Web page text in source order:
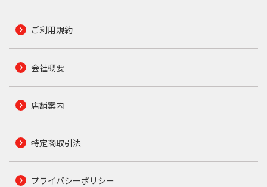
ご利用規約
会社概要
店舗案内
特定商取引法
プライバシーポリシー